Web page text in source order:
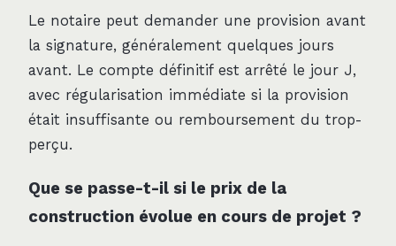
Le notaire peut demander une provision avant
la signature, généralement quelques jours
avant. Le compte définitif est arrêté le jour J,
avec régularisation immédiate si la provision
était insuffisante ou remboursement du trop-
perçu.
Que se passe-t-il si le prix de la
construction évolue en cours de projet ?